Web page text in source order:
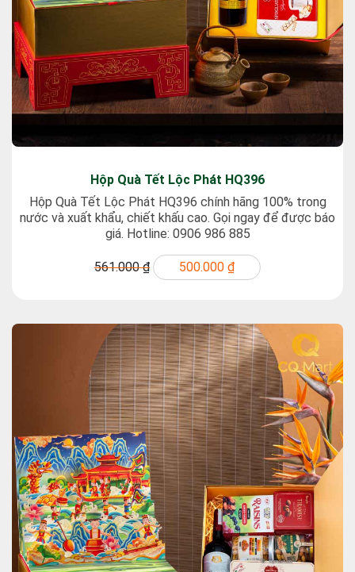
Hộp Quà Tết Lộc Phát HQ396
Hộp Quà Tết Lộc Phát HQ396 chính hãng 100% trong
nước và xuất khẩu, chiết khấu cao. Gọi ngay để được báo
giá. Hotline: 0906 986 885
561.000 ₫ 500.000 ₫